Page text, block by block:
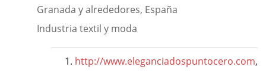
Granada y alrededores, España
Industria textil y moda
http://www.eleganciadospuntocero.com,